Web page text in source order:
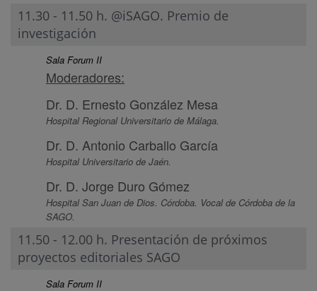
11.30 - 11.50 h. @iSAGO. Premio de
investigación
Sala Forum II
Moderadores:
Dr. D. Ernesto González Mesa
Hospital Regional Universitario de Málaga.
Dr. D. Antonio Carballo García
Hospital Universitario de Jaén.
Dr. D. Jorge Duro Gómez
Hospital San Juan de Dios. Córdoba. Vocal de Córdoba de la
SAGO.
11.50 - 12.00 h. Presentación de próximos
proyectos editoriales SAGO
Sala Forum II